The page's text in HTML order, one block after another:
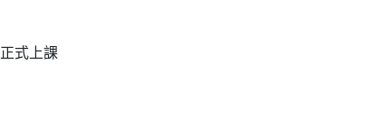
式上課